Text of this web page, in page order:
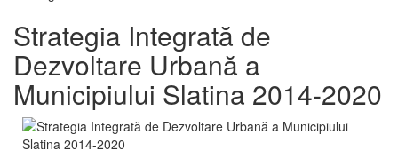
Strategia Integrată de
Dezvoltare Urbană a
Municipiului Slatina 2014-2020